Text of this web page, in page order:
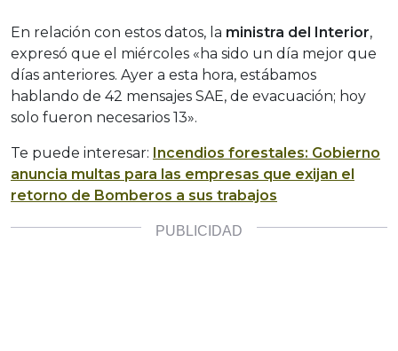
En relación con estos datos, la ministra del Interior,
expresó que el miércoles «ha sido un día mejor que
días anteriores. Ayer a esta hora, estábamos
hablando de 42 mensajes SAE, de evacuación; hoy
solo fueron necesarios 13».
Te puede interesar: Incendios forestales: Gobierno
anuncia multas para las empresas que exijan el
retorno de Bomberos a sus trabajos